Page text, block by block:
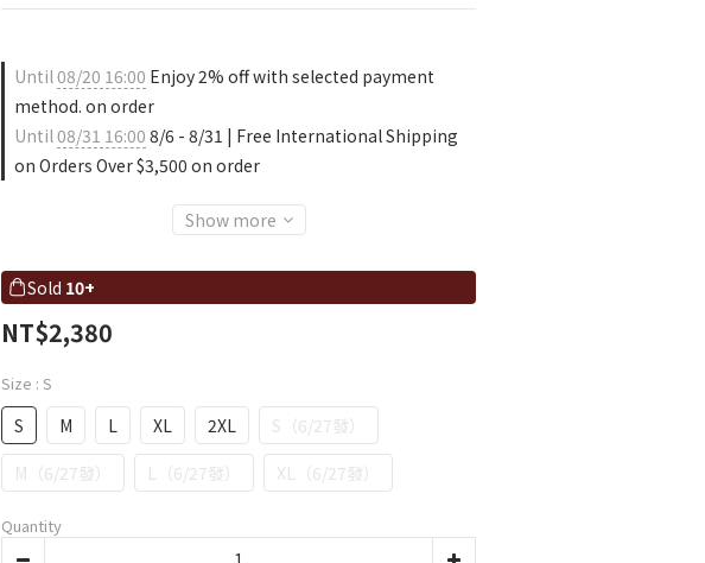
Until08/20 16:00 Enjoy 2% off with selected payment
method. on order
Until08/31 16:00 8/6 - 8/31 | Free International Shipping
on Orders Over $3,500 on order
Show more
Sold 10+
NT$2,380
Size : S
S M L XL 2XL
S（6/27發）
M（6/27發）
L（6/27發） XL（6/27發）
Quantity